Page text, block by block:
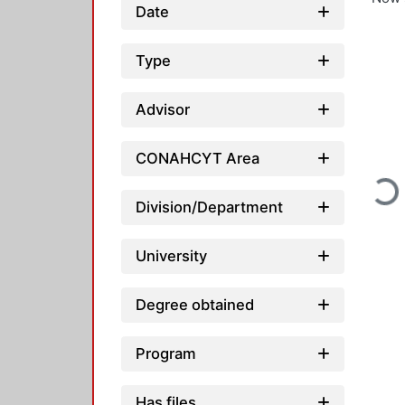
Date
Type
Advisor
CONAHCYT Area
Division/Department
University
Degree obtained
Program